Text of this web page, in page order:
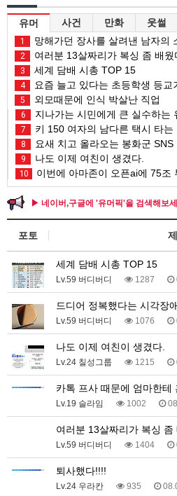
유머 사건 만화 웃썰
1 망해가던 장사를 살려낸 남자의 소
2 여러분 13살짜리가 복싱 좀 배웠다
3 세계 담배 시총 TOP 15
4 요즘 늘고 있다는 초등학생 등교
5 외모때문에 인식 박살난 직업
6 지나가는 시민에게 큰 실수하는
7 키 150 여자의 남다른 택시 타는
8 요새 치고 올라오는 봉화군 SNS
9 나도 이제 여친이 생겼다.
10 이번에 아마존이 오픈ai에 75조
▶ 네이버,구글에 '유머픽'을 검색해보
포토
세계 담배 시총 TOP 15
Lv.59 버디버디 1287
드디어 정복했다는 시각장
Lv.59 버디버디 1076
나도 이제 여친이 생겼다.
Lv.24 칠성그룹 1215
카톡 프사 때문에 엄마한테
Lv.19 슬라임 1002
여러분 13살짜리가 복싱
Lv.59 버디버디 1404
퇴사했다!!!!
Lv.24 우라칸 935